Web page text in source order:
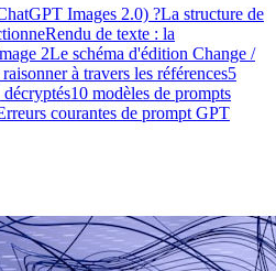
Images 2.0) ?La structure de
Rendu de texte : la
2Le schéma d'édition Change /
à travers les références5
10 modèles de prompts
courantes de prompt GPT